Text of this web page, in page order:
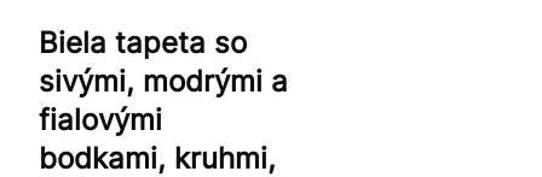
Biela tapeta so
sivými, modrými a
fialovými
bodkami, kruhmi,